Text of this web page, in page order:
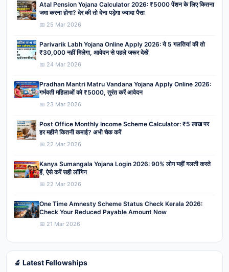
Atal Pension Yojana Calculator 2026: ₹5000 पेंशन के लिए कितना
जमा करना होगा? देर की तो देना पड़ेगा ज्यादा पैसा
📅 25 Mar 2026
Parivarik Labh Yojana Online Apply 2026: ये 5 गलतियां की तो
₹30,000 नहीं मिलेगा, आवेदन से पहले जरूर देखें
📅 24 Mar 2026
Pradhan Mantri Matru Vandana Yojana Apply Online 2026:
गर्भवती महिलाओं को ₹5000, तुरंत करें आवेदन
📅 23 Mar 2026
Post Office Monthly Income Scheme Calculator: ₹5 लाख पर
हर महीने कितनी कमाई? अभी चेक करें
📅 22 Mar 2026
Kanya Sumangala Yojana Login 2026: 90% लोग यहीं गलती करते
हैं, ऐसे करें सही लॉगिन
📅 22 Mar 2026
One Time Amnesty Scheme Status Check Kerala 2026:
Check Your Reduced Payable Amount Now
📅 21 Mar 2026
🔬 Latest Fellowships